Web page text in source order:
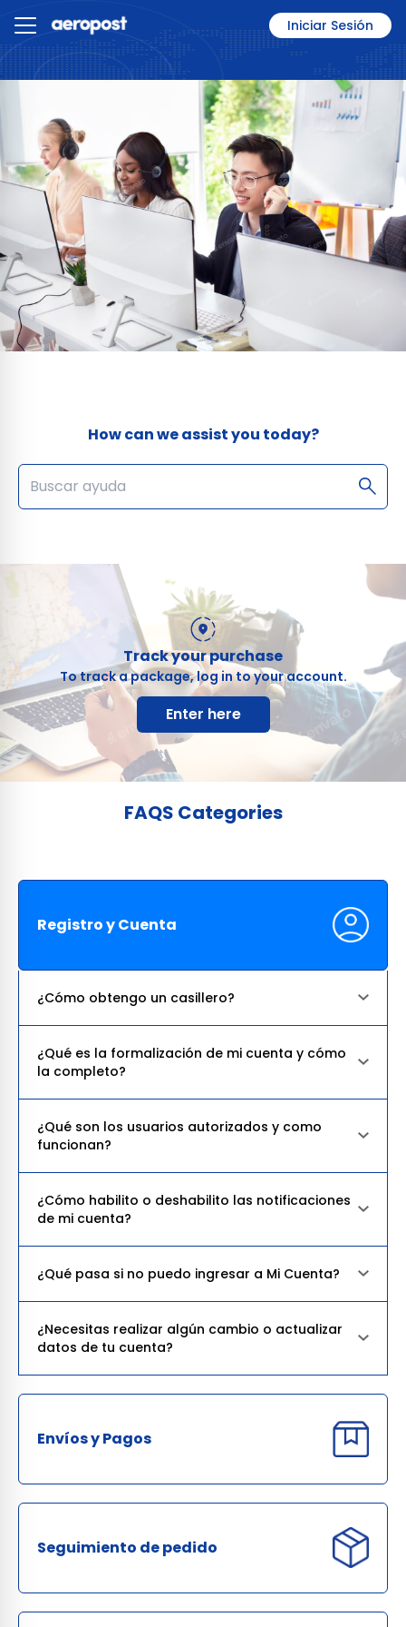
Iniciar Sesión
How can we assist you today?
Track your purchase
To track a package, log in to your account.
Enter here
FAQS Categories
Registro y Cuenta
¿Cómo obtengo un casillero?
¿Qué es la formalización de mi cuenta y cómo
la completo?
¿Qué son los usuarios autorizados y como
funcionan?
¿Cómo habilito o deshabilito las notificaciones
de mi cuenta?
¿Qué pasa si no puedo ingresar a Mi Cuenta?
¿Necesitas realizar algún cambio o actualizar
datos de tu cuenta?
Envíos y Pagos
Seguimiento de pedido